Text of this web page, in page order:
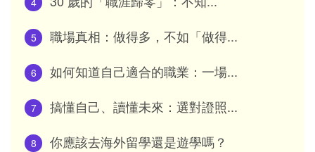
5 職場真相：做得多，不如「做得...
6 如何知道自己適合的職業：一場...
7 搞懂自己、讀懂未來：選對證照...
8 你應該去海外留學還是遊學嗎？